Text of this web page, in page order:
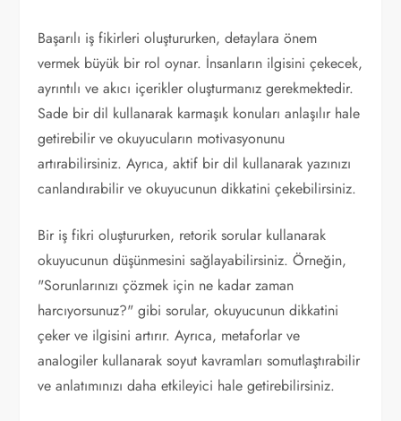
Başarılı iş fikirleri oluştururken, detaylara önem
vermek büyük bir rol oynar. İnsanların ilgisini çekecek,
ayrıntılı ve akıcı içerikler oluşturmanız gerekmektedir.
Sade bir dil kullanarak karmaşık konuları anlaşılır hale
getirebilir ve okuyucuların motivasyonunu
artırabilirsiniz. Ayrıca, aktif bir dil kullanarak yazınızı
canlandırabilir ve okuyucunun dikkatini çekebilirsiniz.
Bir iş fikri oluştururken, retorik sorular kullanarak
okuyucunun düşünmesini sağlayabilirsiniz. Örneğin,
"Sorunlarınızı çözmek için ne kadar zaman
harcıyorsunuz?" gibi sorular, okuyucunun dikkatini
çeker ve ilgisini artırır. Ayrıca, metaforlar ve
analogiler kullanarak soyut kavramları somutlaştırabilir
ve anlatımınızı daha etkileyici hale getirebilirsiniz.